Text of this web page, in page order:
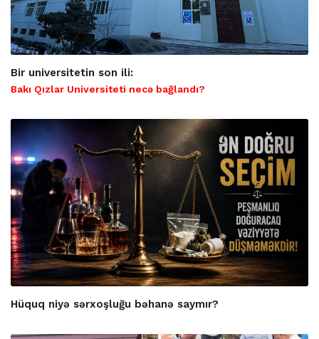
Bir universitetin son ili:
Bakı Qızlar Universiteti necə bağlandı?
Hüquq niyə sərxoşluğu bəhanə saymır?